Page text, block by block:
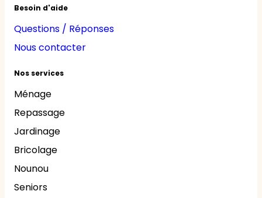
Besoin d'aide
Questions / Réponses
Nous contacter
Nos services
Ménage
Repassage
Jardinage
Bricolage
Nounou
Seniors